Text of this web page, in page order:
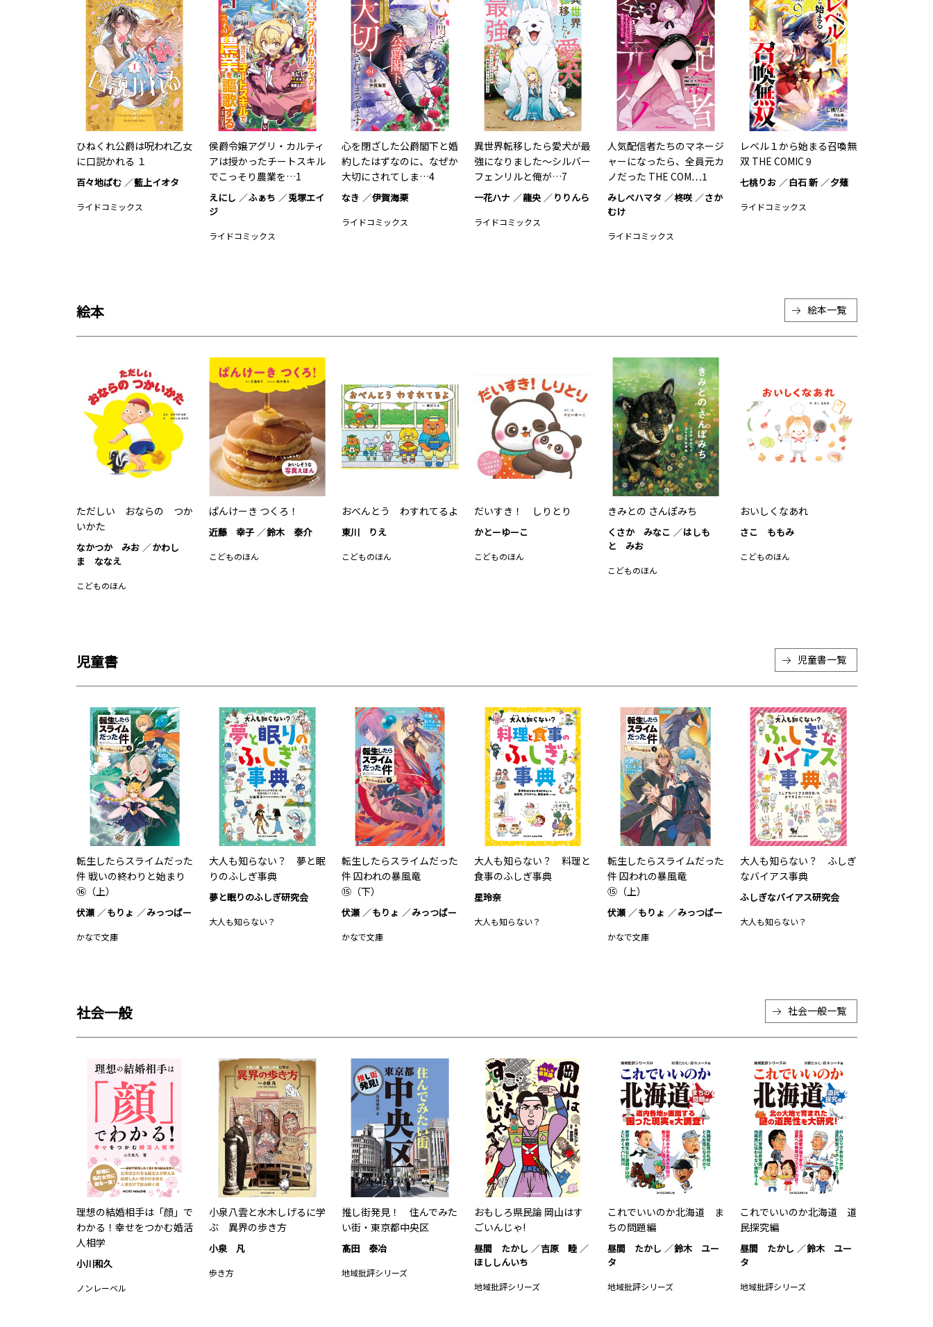
ひねくれ公爵は呪われ乙女
に口説かれる １
百々地ぱむ 藍上イオタ
ライドコミックス
侯爵令嬢アグリ・カルティ
アは授かったチートスキル
でこっそり農業を…1
えにし ふぁち
兎塚エイ
ジ
ライドコミックス
心を閉ざした公爵閣下と婚
約したはずなのに、なぜか
大切にされてしま…4
なき 伊賀海栗
ライドコミックス
異世界転移したら愛犬が最
強になりました～シルバー
フェンリルと俺が…7
一花ハナ 龍央 りりんら
ライドコミックス
人気配信者たちのマネージ
ャーになったら、全員元カ
ノだった THE COM…1
みしべハマタ 柊咲
さか
むけ
ライドコミックス
レベル１から始まる召喚無
双 THE COMIC 9
七桃りお 白石 新 夕薙
ライドコミックス
絵本 絵本一覧
ただしい おならの つか
いかた
なかつか みお
かわし
ま ななえ
こどものほん
ぱんけーき つくろ！
近藤 幸子 鈴木 泰介
こどものほん
おべんとう わすれてるよ
東川 りえ
こどものほん
だいすき！ しりとり
かとーゆーこ
こどものほん
きみとの さんぽみち
くさか みなこ
はしも
と みお
こどものほん
おいしくなあれ
さこ ももみ
こどものほん
児童書 児童書一覧
転生したらスライムだった
件 戦いの終わりと始まり
⑯（上）
伏瀬 もりょ みっつばー
かなで文庫
大人も知らない？ 夢と眠
りのふしぎ事典
夢と眠りのふしぎ研究会
大人も知らない？
転生したらスライムだった
件 囚われの暴風竜
⑮（下）
伏瀬 もりょ みっつばー
かなで文庫
大人も知らない？ 料理と
食事のふしぎ事典
星玲奈
大人も知らない？
転生したらスライムだった
件 囚われの暴風竜
⑮（上）
伏瀬 もりょ みっつばー
かなで文庫
大人も知らない？ ふしぎ
なバイアス事典
ふしぎなバイアス研究会
大人も知らない？
社会一般 社会一般一覧
理想の結婚相手は「顔」で
わかる！幸せをつかむ婚活
人相学
小川和久
ノンレーベル
小泉八雲と水木しげるに学
ぶ 異界の歩き方
小泉 凡
歩き方
推し街発見！ 住んでみた
い街・東京都中央区
髙田 泰冶
地域批評シリーズ
おもしろ県民論 岡山はす
ごいんじゃ!
昼間 たかし
吉原 睦
ほししんいち
地域批評シリーズ
これでいいのか北海道 ま
ちの問題編
昼間 たかし
鈴木 ユー
タ
地域批評シリーズ
これでいいのか北海道 道
民探究編
昼間 たかし
鈴木 ユー
タ
地域批評シリーズ